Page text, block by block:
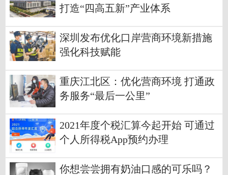
打造“四高五新”产业体系
深圳发布优化口岸营商环境新措施
强化科技赋能
重庆江北区：优化营商环境 打通政
务服务“最后一公里”
2021年度个税汇算今起开始 可通过
个人所得税App预约办理
你想尝尝拥有奶油口感的可乐吗？